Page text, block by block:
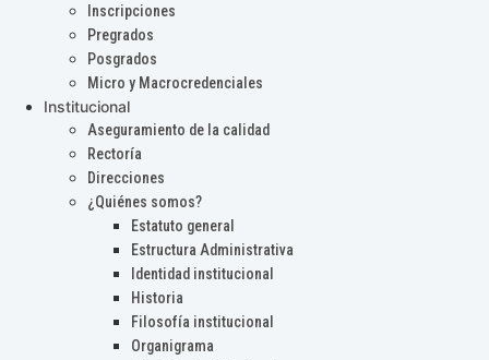
Inscripciones
Pregrados
Posgrados
Micro y Macrocredenciales
Institucional
Aseguramiento de la calidad
Rectoría
Direcciones
¿Quiénes somos?
Estatuto general
Estructura Administrativa
Identidad institucional
Historia
Filosofía institucional
Organigrama